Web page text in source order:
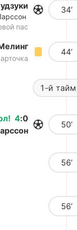
пас
34’
44’
1-й тайм
! 4:0
50’
56’
56’